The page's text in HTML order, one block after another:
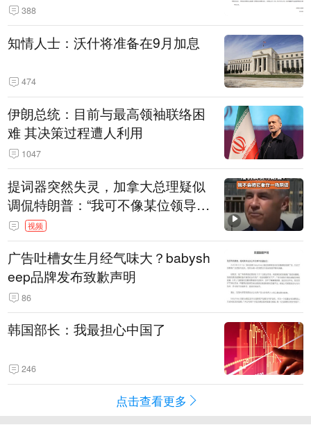
388
知情人士：沃什将准备在9月加息
474
伊朗总统：目前与最高领袖联络困
难 其决策过程遭人利用
1047
提词器突然失灵，加拿大总理疑似
调侃特朗普：“我可不像某位领导
人，把这当成一场阴谋”，全场哄笑
视频
广告吐槽女生月经气味大？babysh
eep品牌发布致歉声明
86
韩国部长：我最担心中国了
246
点击查看更多